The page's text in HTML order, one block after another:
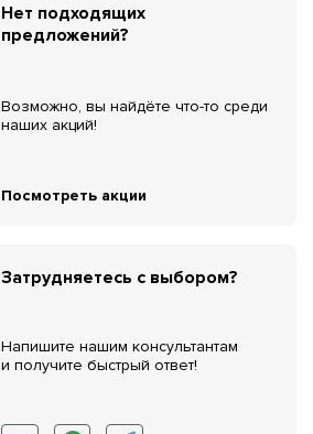
Нет подходящих
предложений?
Возможно, вы найдёте что-то среди
наших акций!
Посмотреть акции
Затрудняетесь с выбором?
Напишите нашим консультантам
и получите быстрый ответ!